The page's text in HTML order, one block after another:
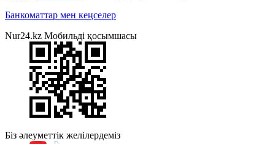
Банкоматтар мен кеңселер
Nur24.kz Мобильді қосымшасы
Біз әлеуметтік желілердеміз